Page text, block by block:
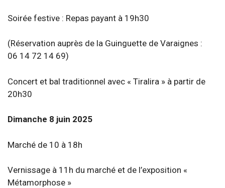
Soirée festive : Repas payant à 19h30
(Réservation auprès de la Guinguette de Varaignes :
06 14 72 14 69)
Concert et bal traditionnel avec « Tiralira » à partir de
20h30
Dimanche 8 juin 2025
Marché de 10 à 18h
Vernissage à 11h du marché et de l’exposition «
Métamorphose »